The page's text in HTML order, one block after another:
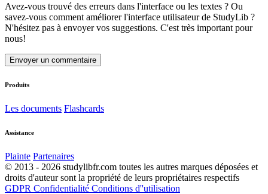
Avez-vous trouvé des erreurs dans l'interface ou les textes ? Ou
savez-vous comment améliorer l'interface utilisateur de StudyLib ?
N'hésitez pas à envoyer vos suggestions. C'est très important pour
nous!
Envoyer un commentaire
Produits
Les documents Flashcards
Assistance
Plainte Partenaires
© 2013 - 2026 studylibfr.com toutes les autres marques déposées et
droits d'auteur sont la propriété de leurs propriétaires respectifs
GDPR Confidentialité Conditions d''utilisation